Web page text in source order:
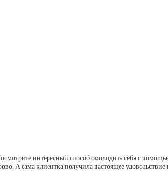
А сама клиентка получила настоящее